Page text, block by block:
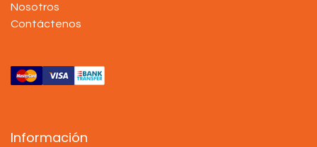
Nosotros
Contáctenos
Información